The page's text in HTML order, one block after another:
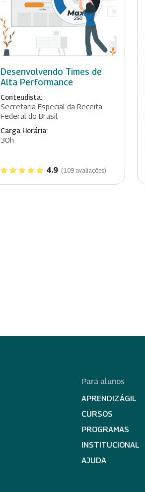
Desenvolvendo Times de
Alta Performance
Conteudista:
Secretaria Especial da Receita
Federal do Brasil
Carga Horária:
30h
4.9 (109 avaliações)
Para alunos
APRENDIZÁGIL
CURSOS
PROGRAMAS
INSTITUCIONAL
AJUDA